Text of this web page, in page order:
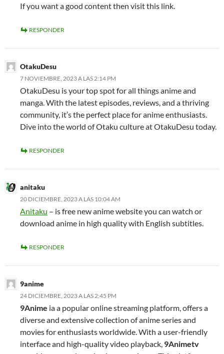
If you want a good content then visit this link.
RESPONDER
OtakuDesu
7 NOVIEMBRE, 2023 A LAS 2:14 PM
OtakuDesu is your top spot for all things anime and
manga. With the latest episodes, reviews, and a thriving
community, it’s the perfect place for anime enthusiasts.
Dive into the world of Otaku culture at OtakuDesu today.
RESPONDER
anitaku
20 DICIEMBRE, 2023 A LAS 10:04 AM
Anitaku – is free new anime website you can watch or
download anime in high quality with English subtitles.
RESPONDER
9anime
24 DICIEMBRE, 2023 A LAS 2:45 PM
9Anime ia a popular online streaming platform, offers a
diverse and extensive collection of anime series and
movies for enthusiasts worldwide. With a user-friendly
interface and high-quality video playback, 9Animetv